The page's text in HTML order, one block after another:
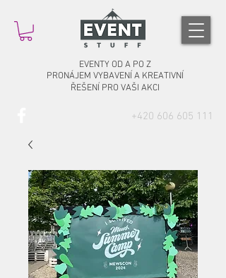
EVENTY OD A PO Z
PRONÁJEM VYBAVENÍ A KREATIVNÍ
ŘEŠENÍ PRO VAŠI AKCI
‭+420 606 605 111